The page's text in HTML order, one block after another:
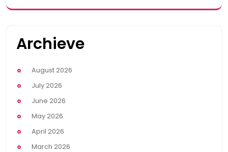
Archieve
August 2026
July 2026
June 2026
May 2026
April 2026
March 2026